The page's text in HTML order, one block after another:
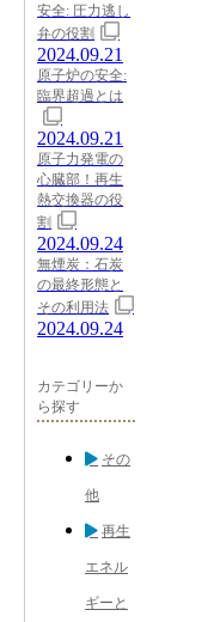
安全: 圧力逃し
弁の役割
2024.09.21
原子炉の安全:
臨界超過とは
2024.09.21
原子力発電の
心臓部！再生
熱交換器の役
割
2024.09.24
無煙炭：石炭
の最終形態と
その利用法
2024.09.24
カテゴリーか
ら探す
その
他
再生
エネル
ギーと